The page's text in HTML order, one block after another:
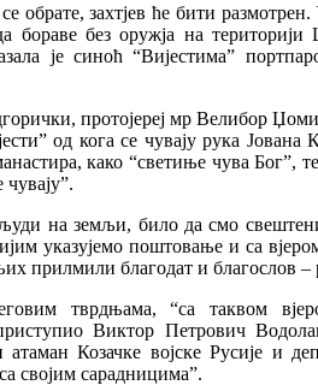
обрате, захтјев ће бити
бораве без оружја на
је синоћ “Вијестима”
протојереј мр Велибор
од кога се чувају рука Јована
како “светиње чува Бог”,
на земљи, било да смо
указујемо поштовање и са
прилмили благодат и благослов –
тврдњама, “са таквом
Виктор Петрович
атаман Козачке војске Русије и
својим сарадницима”.